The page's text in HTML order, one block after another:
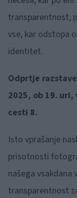
transparentnost,
vse, kar odstopa
identitet.
Odprtje
2025, ob 19. uri,
cesti 8.
Isto vprašanje
prisotnosti
našega vsakdana
transparentnost